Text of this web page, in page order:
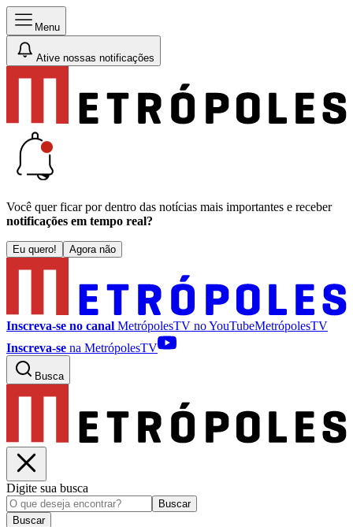
Menu
Ative nossas notificações
Você quer ficar por dentro das notícias mais importantes e receber
notificações em tempo real?
Eu quero! Agora não
Inscreva-se no canal MetrópolesTV noYouTubeMetrópolesTV
Inscreva-se na MetrópolesTV
Busca
Digite sua busca
Buscar
Buscar